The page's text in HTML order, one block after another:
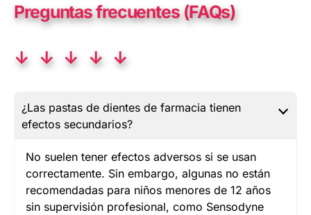
Preguntas frecuentes (FAQs)
↓ ↓ ↓ ↓ ↓
¿Las pastas de dientes de farmacia tienen
efectos secundarios?
No suelen tener efectos adversos si se usan
correctamente. Sin embargo, algunas no están
recomendadas para niños menores de 12 años
sin supervisión profesional, como Sensodyne